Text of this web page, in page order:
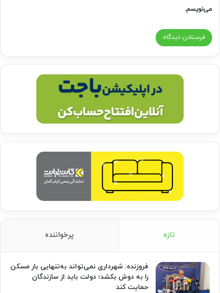
می‌نویسم.
تازه پرخواننده
فروزنده: شهرداری نمی‌تواند به‌تنهایی بار مسکن
را به دوش بکشد؛ دولت باید از سازندگان
حمایت کند